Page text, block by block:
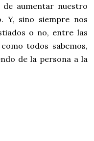
de aumentar nuestro
Y, sino siempre nos
o no, entre las
todos sabemos,
de la persona a la